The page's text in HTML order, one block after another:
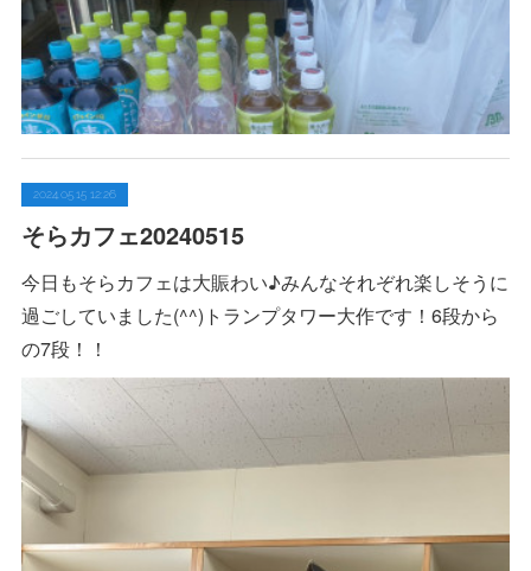
2024.05.15 12:26
そらカフェ20240515
今日もそらカフェは大賑わい♪みんなそれぞれ楽しそうに
過ごしていました(^^)トランプタワー大作です！6段から
の7段！！